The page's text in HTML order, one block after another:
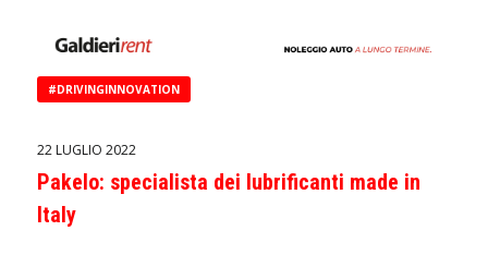
#DRIVINGINNOVATION
22 LUGLIO 2022
Pakelo: specialista dei lubrificanti made in
Italy